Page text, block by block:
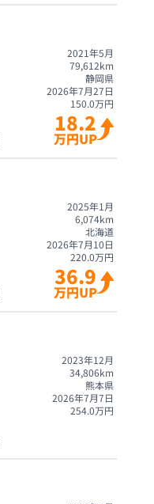
2021年5月
79,612km
静岡県
2026年7月27日
150.0万円
18.2
万円UP
2025年1月
6,074km
北海道
2026年7月10日
220.0万円
36.9
万円UP
2023年12月
34,806km
熊本県
2026年7月7日
254.0万円